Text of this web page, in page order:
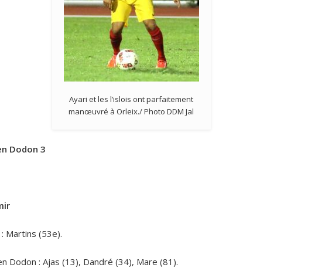
Ayari et les l’islois ont parfaitement
manœuvré à Orleix./ Photo DDM Jal
Dodon 3
Martins (53e).
Dodon : Ajas (13), Dandré (34), Mare (81).